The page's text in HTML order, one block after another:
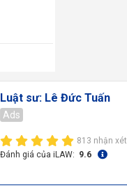
Luật sư: Lê Đức Tuấn
Ads
813 nhận xét
Đánh giá của iLAW: 9.6